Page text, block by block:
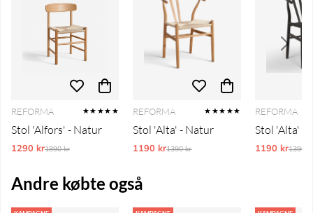
REFORMA ★★★★★
Stol 'Alfors' - Natur
1290 krOrdinarie pris:
1890 kr
REFORMA ★★★★★
Stol 'Alta' - Natur
1190 krOrdinarie pris:
1390 kr
REFORMA
Stol 'Alta' -
1190 kr1390 kr
Andre købte også